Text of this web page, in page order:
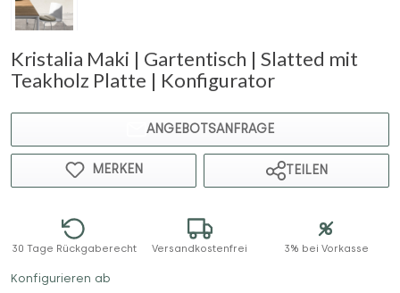
Kristalia Maki | Gartentisch | Slatted mit
Teakholz Platte | Konfigurator
ANGEBOTSANFRAGE
MERKEN TEILEN
30 Tage Rückgaberecht Versandkostenfrei 3% bei Vorkasse
Konfigurieren ab